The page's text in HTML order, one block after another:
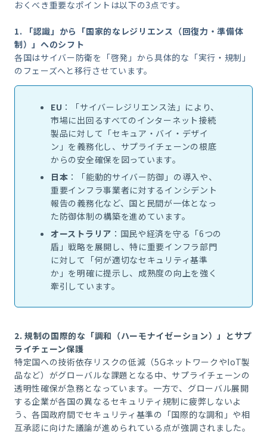
おくべき重要なポイントは以下の3点です。
1.
「認識」から「国家的なレジリエンス（回復力・準備体
制）」へのシフト
各国はサイバー防衛を「啓発」から具体的な「実行・規制」
のフェーズへと移行させています。
EU ：「サイバーレジリエンス法」により、
市場に出回るすべてのインターネット接続
製品に対して「セキュア・バイ・デザイ
ン」を義務化し、サプライチェーンの根底
からの安全確保を図っています。
日本 ：「能動的サイバー防御」の導入や、
重要インフラ事業者に対するインシデント
報告の義務化など、国と民間が一体となっ
た防御体制の構築を進めています。
オーストラリア ：国民や経済を守る「6つの
盾」戦略を展開し、特に重要インフラ部門
に対して「何が適切なセキュリティ基準
か」を明確に提示し、成熟度の向上を強く
牽引しています。
2. 規制の国際的な「調和（ハーモナイゼーション）」とサプ
ライチェーン保護
特定国への技術依存リスクの低減（5GネットワークやIoT製
品など）がグローバルな課題となる中、サプライチェーンの
透明性確保が急務となっています。一方で、グローバル展開
する企業が各国の異なるセキュリティ規制に疲弊しないよ
う、各国政府間でセキュリティ基準の「国際的な調和」や相
互承認に向けた議論が進められている点が強調されました。